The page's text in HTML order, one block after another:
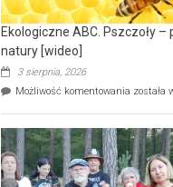
ścieków
[wideo]
Ekologiczne ABC. Pszczoły
natury [wideo]
3 sierpnia, 2026
Możliwość komentowania
–
skarb
natury
została